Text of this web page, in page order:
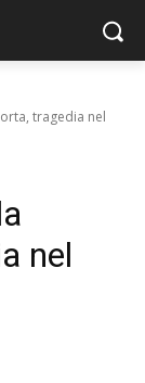
tragedia nel
nel